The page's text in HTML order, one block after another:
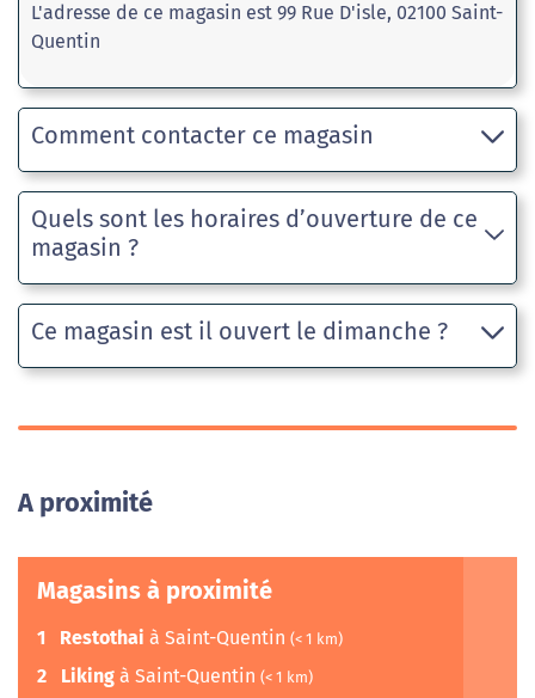
L'adresse de ce magasin est 99 Rue D'isle, 02100 Saint-
Quentin
Comment contacter ce magasin
Quels sont les horaires d’ouverture de ce
magasin ?
Ce magasin est il ouvert le dimanche ?
A proximité
Magasins à proximité
1 Restothai à Saint-Quentin (< 1 km)
2 Liking à Saint-Quentin (< 1 km)